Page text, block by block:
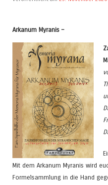
Arkanum Myranis –
Mit dem Arkanum Myranis wird
Formelsammlung in die Hand